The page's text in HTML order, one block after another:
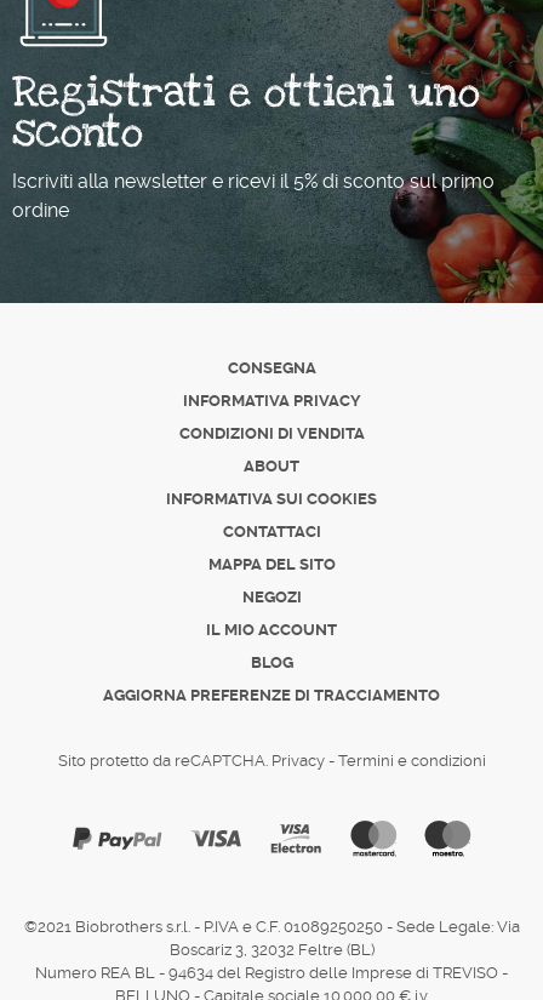
Registrati e ottieni uno
sconto
Iscriviti alla newsletter e ricevi il 5% di sconto sul primo
ordine
CONSEGNA
INFORMATIVA PRIVACY
CONDIZIONI DI VENDITA
ABOUT
INFORMATIVA SUI COOKIES
CONTATTACI
MAPPA DEL SITO
NEGOZI
IL MIO ACCOUNT
BLOG
AGGIORNA PREFERENZE DI TRACCIAMENTO
Sito protetto da reCAPTCHA. Privacy- Termini e condizioni
©2021 Biobrothers s.r.l. - P.IVA e C.F. 01089250250 - Sede Legale: Via
Boscariz 3, 32032 Feltre (BL)
Numero REA BL - 94634 del Registro delle Imprese di TREVISO -
BELLUNO - Capitale sociale 10.000,00 € i.v.